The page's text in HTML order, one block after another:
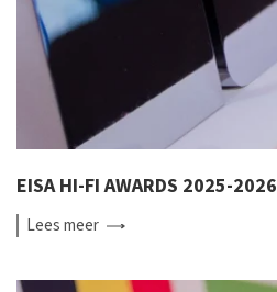
EISA HI-FI AWARDS 2025-2026
Leesmeer